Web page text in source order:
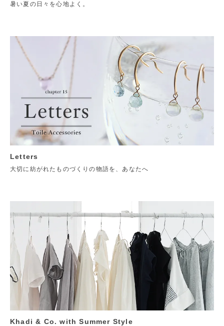
暑い夏の日々を心地よく。
Letters
大切に紡がれたものづくりの物語を、あなたへ
Khadi & Co. with Summer Style